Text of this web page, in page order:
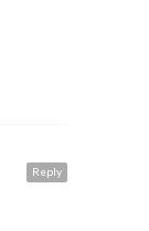
Reply